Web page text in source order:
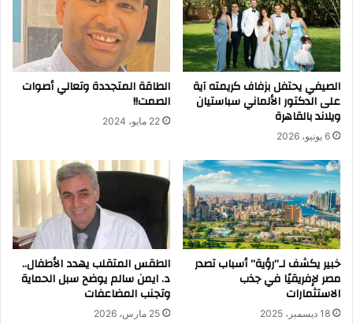
الصيفي يحتفل بزفاف كريمته آية
على الدكتور الألماني سباستيان
ويلاند بالقاهرة
6 يونيو، 2026
الطاقة المتجددة وتعالي أصوات
الصمت!!
22 مايو، 2024
خبير يكشف لـ”رؤية” أسباب تصدر
مصر لإفريقيًا في جذب
الاستثمارات
18 ديسمبر، 2025
الطقس المتقلب يهدد الأطفال..
د. ايمن سالم يوضح سبل الحماية
وتجنب المضاعفات
25 مارس، 2026